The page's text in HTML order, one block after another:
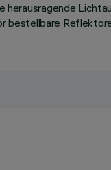
herausragende
bestellbare